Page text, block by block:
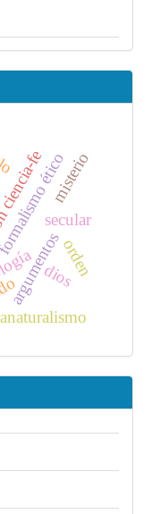
ético
fe
argumentos
secular
dios
misterio
orden